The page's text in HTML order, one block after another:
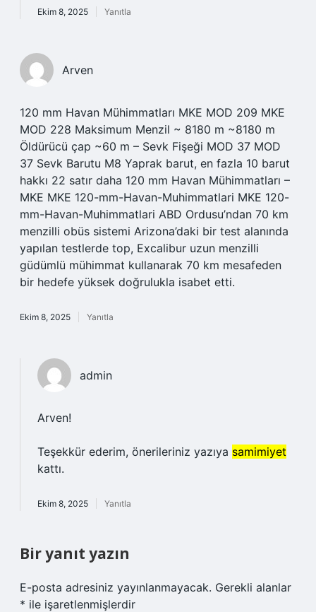
Ekim 8, 2025 Yanıtla
Arven
120 mm Havan Mühimmatları MKE MOD 209 MKE
MOD 228 Maksimum Menzil ~ 8180 m ~8180 m
Öldürücü çap ~60 m – Sevk Fişeği MOD 37 MOD
37 Sevk Barutu M8 Yaprak barut, en fazla 10 barut
hakkı 22 satır daha 120 mm Havan Mühimmatları –
MKE MKE 120-mm-Havan-Muhimmatlari MKE 120-
mm-Havan-Muhimmatlari ABD Ordusu’ndan 70 km
menzilli obüs sistemi Arizona’daki bir test alanında
yapılan testlerde top, Excalibur uzun menzilli
güdümlü mühimmat kullanarak 70 km mesafeden
bir hedefe yüksek doğrulukla isabet etti.
Ekim 8, 2025 Yanıtla
admin
Arven!
Teşekkür ederim, önerileriniz yazıya samimiyet
kattı.
Ekim 8, 2025 Yanıtla
Bir yanıt yazın
E-posta adresiniz yayınlanmayacak. Gerekli alanlar
* ile işaretlenmişlerdir